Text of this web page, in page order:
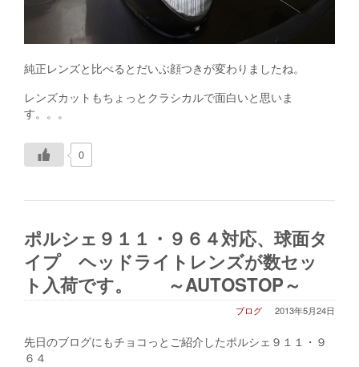
純正レンズと比べるとだいぶ顔つきが変わりましたね。
レンズカットもちょっとクラシカルで面白いと思いま
す。。。
0
ポルシェ９１１・９６４対応、球面タ
イプ ヘッドライトレンズが数セッ
ト入荷です。 ～AUTOSTOP～
2013年5月24日
ブログ
先日のブログにもチョコっとご紹介したポルシェ９１１・９
６４